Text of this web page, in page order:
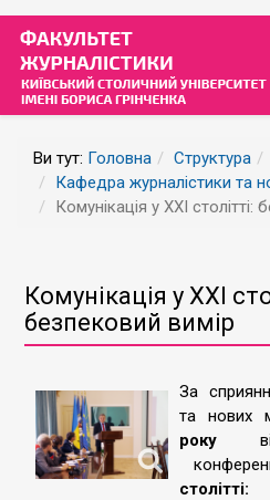
Ви тут: Головна Структура
Кафедра журналістики та
Комунікація у ХХІ столітті:
Комунікація у ХХІ
безпековий вимір
За
та нових
року